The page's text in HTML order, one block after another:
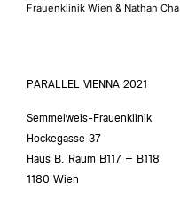
Frauenklinik Wien & Nathan Cha
PARALLEL VIENNA 2021
Semmelweis-Frauenklinik
Hockegasse 37
Haus B, Raum B117 + B118
1180 Wien